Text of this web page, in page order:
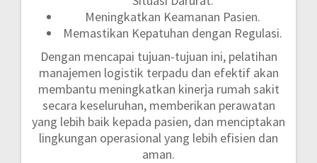
Meningkatkan Keamanan Pasien.
Memastikan Kepatuhan dengan Regulasi.
Dengan mencapai tujuan-tujuan ini, pelatihan
manajemen logistik terpadu dan efektif akan
membantu meningkatkan kinerja rumah sakit
secara keseluruhan, memberikan perawatan
yang lebih baik kepada pasien, dan menciptakan
lingkungan operasional yang lebih efisien dan
aman.